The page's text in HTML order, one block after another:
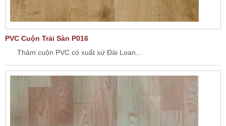
PVC Cuộn Trải Sàn P016
Thảm cuộn PVC có xuất xứ Đài Loan...